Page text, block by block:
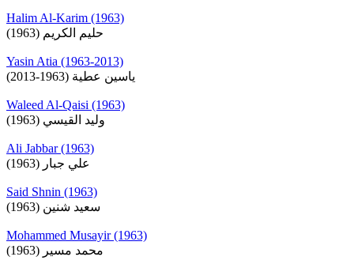
Halim Al-Karim (1963)
حليم الكريم (1963)
Yasin Atia (1963-2013)
ياسين عطية (1963-2013)
Waleed Al-Qaisi (1963)
وليد القيسي (1963)
Ali Jabbar (1963)
علي جبار (1963)
Said Shnin (1963)
سعيد شنين (1963)
Mohammed Musayir (1963)
محمد مسير (1963)